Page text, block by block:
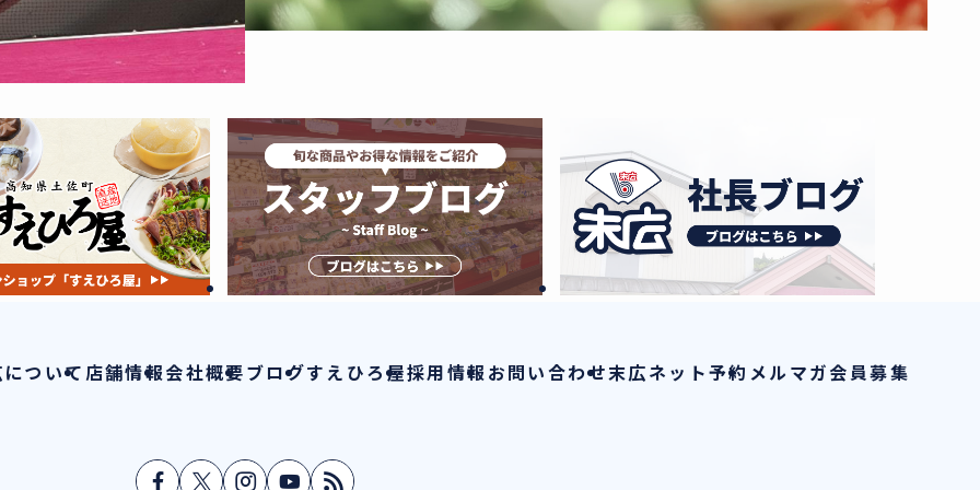
ついて 店舗情報会社概要ブログすえひろ屋採用情報お問い合わせ末広ネット予約 メルマガ会員募集